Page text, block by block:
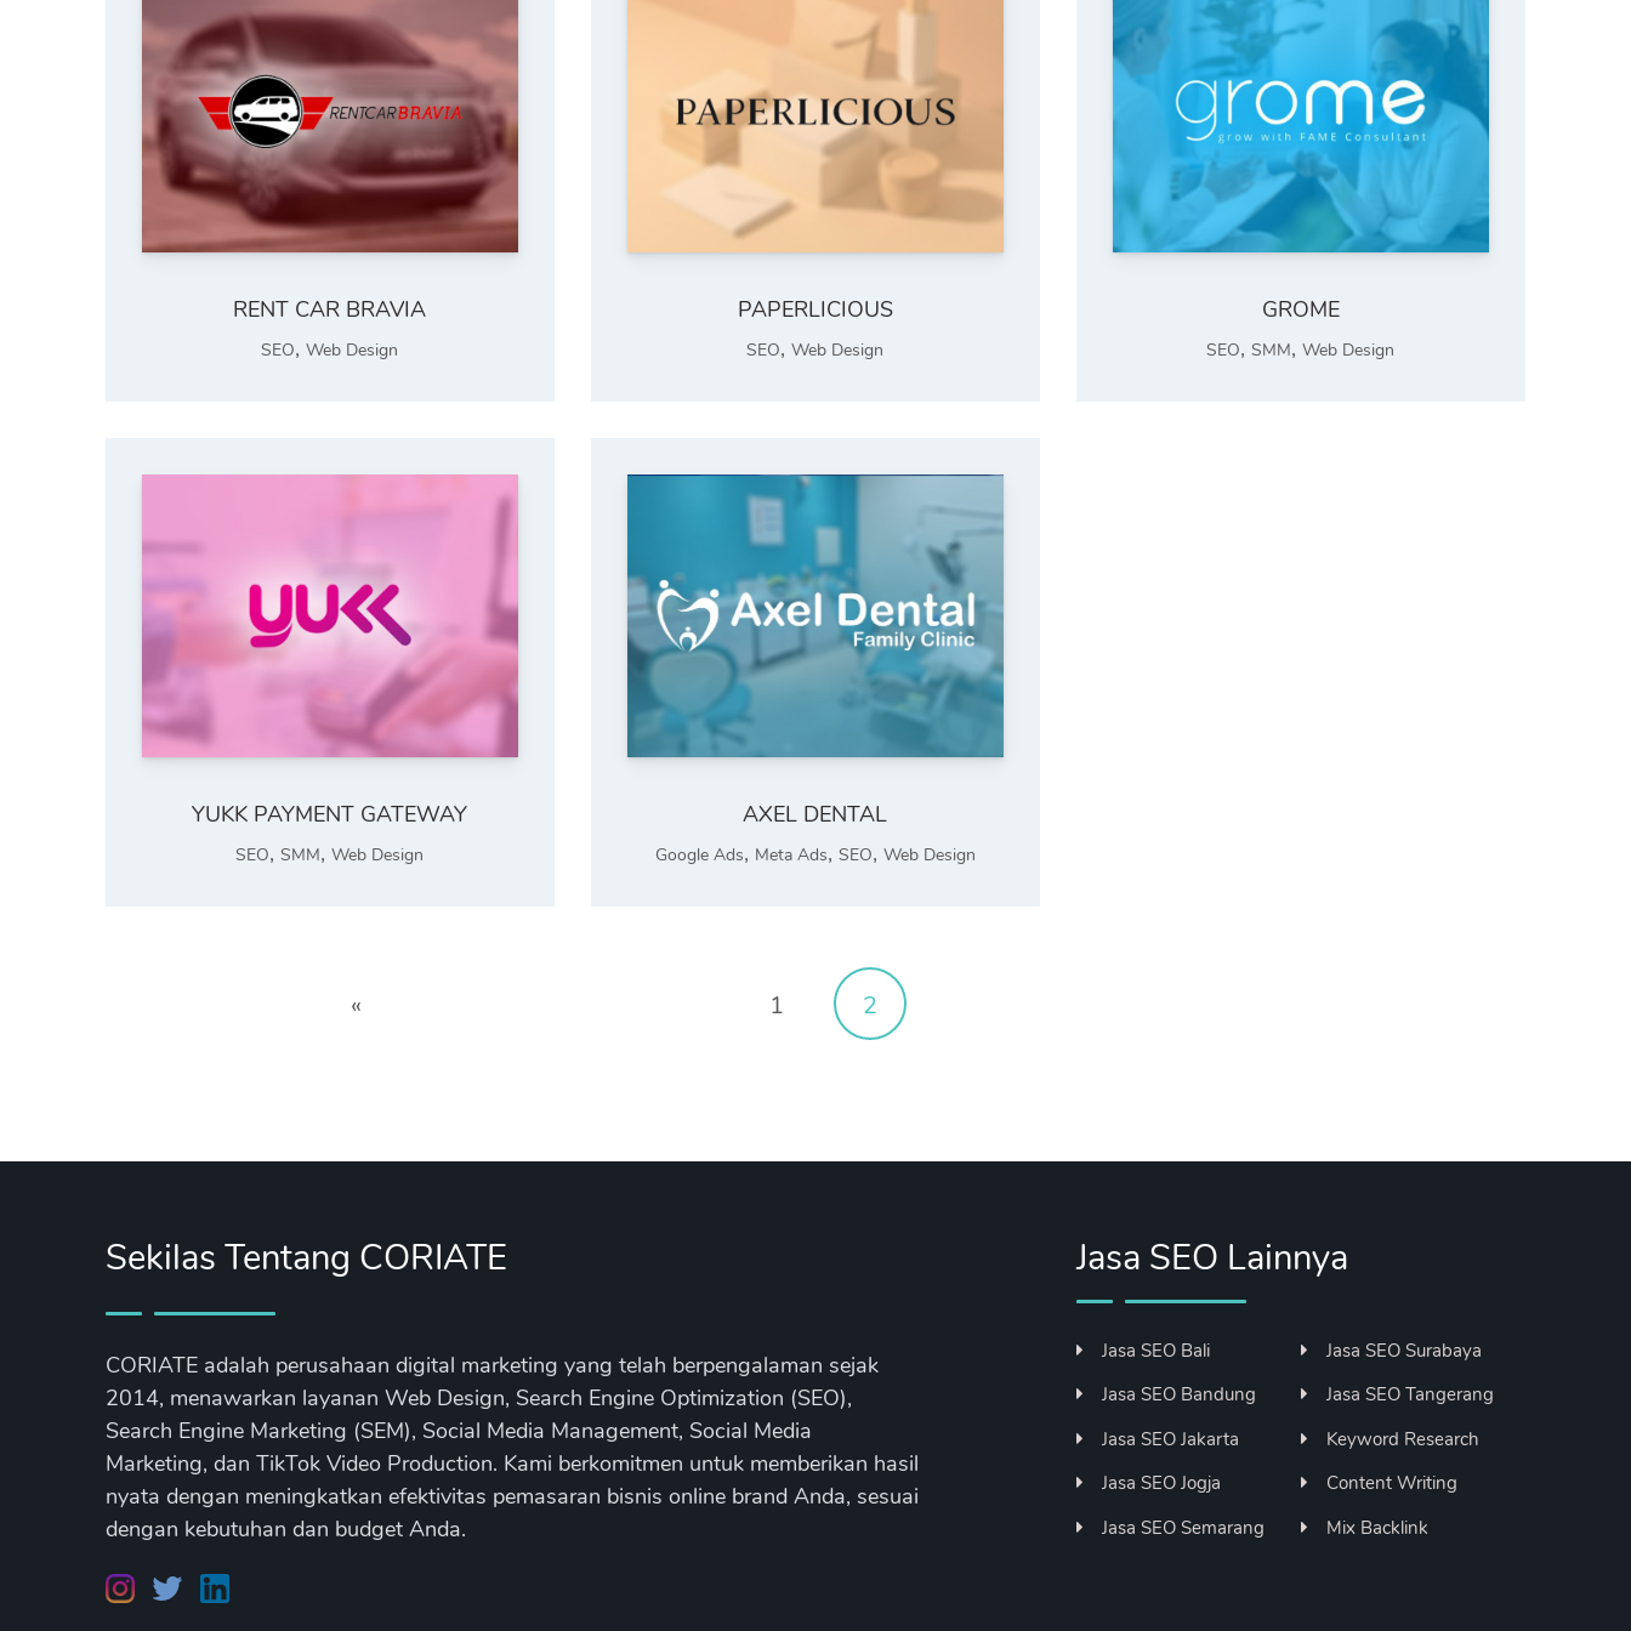
RENT CAR BRAVIA
SEO,Web Design
PAPERLICIOUS
SEO,Web Design
GROME
SEO,SMM,Web Design
YUKK PAYMENT GATEWAY
SEO,SMM,Web Design
AXEL DENTAL
Google Ads, Meta Ads, SEO, Web Design
« 1 2
Sekilas Tentang CORIATE
CORIATE adalah perusahaan digital marketing yang telah berpengalaman sejak
2014, menawarkan layanan Web Design, Search Engine Optimization (SEO),
Search Engine Marketing (SEM), Social Media Management, Social Media
Marketing, dan TikTok Video Production. Kami berkomitmen untuk memberikan hasil
nyata dengan meningkatkan efektivitas pemasaran bisnis online brand Anda, sesuai
dengan kebutuhan dan budget Anda.
Jasa SEO Lainnya
Jasa SEO Bali
Jasa SEO Bandung
Jasa SEO Jakarta
Jasa SEO Jogja
Jasa SEO Semarang
Jasa SEO Surabaya
Jasa SEO Tangerang
Keyword Research
Content Writing
Mix Backlink